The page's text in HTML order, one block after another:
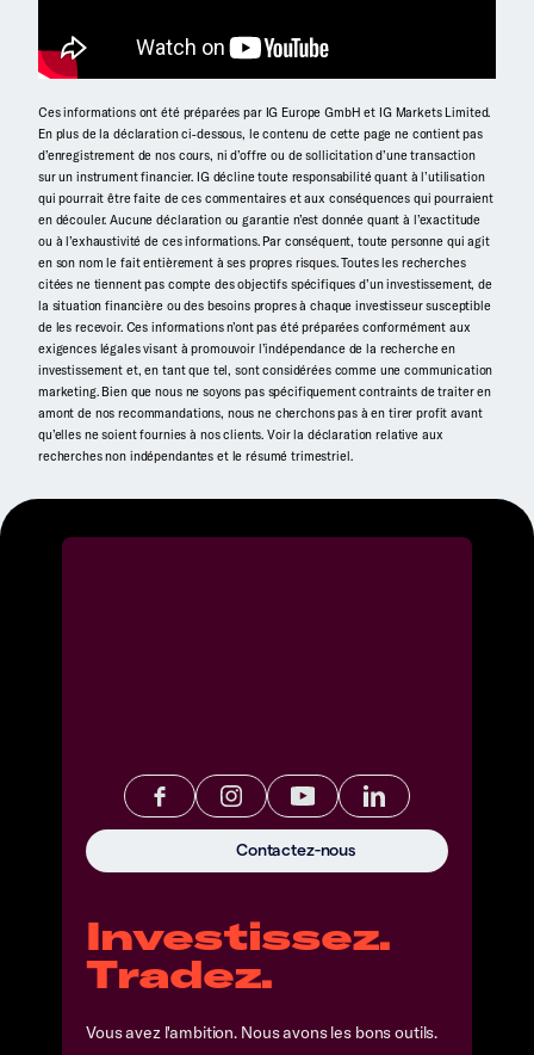
Ces informations ont été préparées par IG Europe GmbH et IG Markets Limited.
En plus de la déclaration ci-dessous, le contenu de cette page ne contient pas
d’enregistrement de nos cours, ni d’offre ou de sollicitation d’une transaction
sur un instrument financier. IG décline toute responsabilité quant à l’utilisation
qui pourrait être faite de ces commentaires et aux conséquences qui pourraient
en découler. Aucune déclaration ou garantie n’est donnée quant à l’exactitude
ou à l’exhaustivité de ces informations. Par conséquent, toute personne qui agit
en son nom le fait entièrement à ses propres risques. Toutes les recherches
citées ne tiennent pas compte des objectifs spécifiques d’un investissement, de
la situation financière ou des besoins propres à chaque investisseur susceptible
de les recevoir. Ces informations n’ont pas été préparées conformément aux
exigences légales visant à promouvoir l’indépendance de la recherche en
investissement et, en tant que tel, sont considérées comme une communication
marketing. Bien que nous ne soyons pas spécifiquement contraints de traiter en
amont de nos recommandations, nous ne cherchons pas à en tirer profit avant
qu’elles ne soient fournies à nos clients. Voir la déclaration relative aux
recherches non indépendantes et le résumé trimestriel.
Investissez.
Tradez.
Vous avez l'ambition. Nous avons les bons outils.